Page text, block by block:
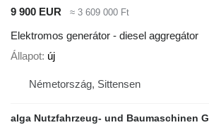
9 900 EUR
≈ 3 609 000 Ft
Elektromos generátor - diesel aggregátor
Állapot új
Németország, Sittensen